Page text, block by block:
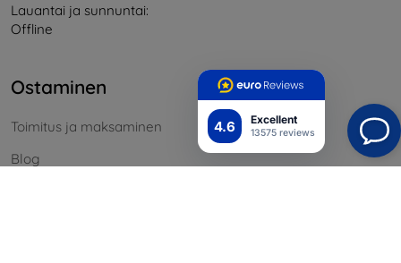
4.6 Excellent
13575 reviews
Lauantai ja sunnuntai:
Offline
Ostaminen
Toimitus ja maksaminen
Blog